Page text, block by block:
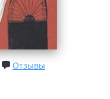
Отзывы